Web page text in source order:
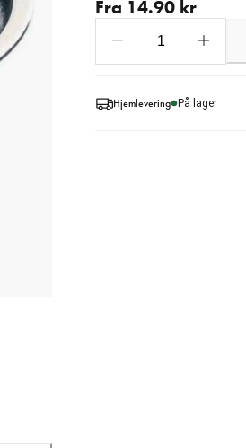
Fra 14.90 kr
Hjemlevering På lager